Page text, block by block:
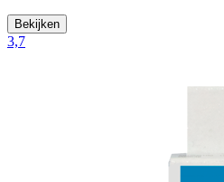
Bekijken
3,7